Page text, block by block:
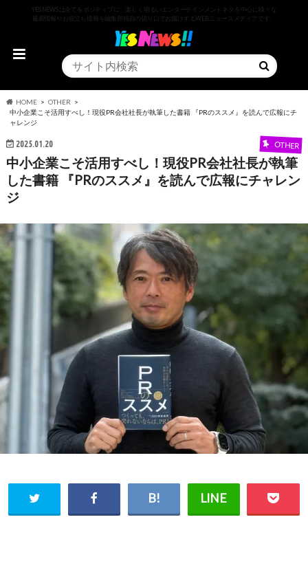
YESNEWSは全てをポジティブに、楽しく明るいエンターテインメントネタを中心に様々な
最新情報やお役立ち情報を編集部独自の切り口でお届けするWEBニュースメディアです。
HOME
OTHER
中小企業こそ活用すべし！現役PR会社社長が執筆した書籍 『PRのススメ』を読んで広報にチ
ャレンジ
2025.01.20 OTHER
中小企業こそ活用すべし！現役PR会社社長が執筆
した書籍 『PRのススメ』を読んで広報にチャレン
ジ